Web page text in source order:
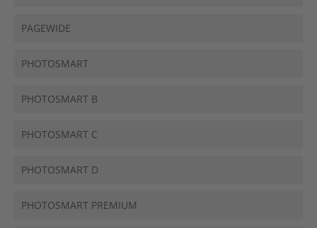
PAGEWIDE
PHOTOSMART
PHOTOSMART B
PHOTOSMART C
PHOTOSMART D
PHOTOSMART PREMIUM